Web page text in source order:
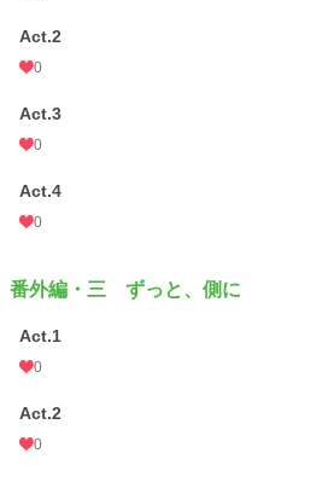
Act.2
0
Act.3
0
Act.4
0
番外編・三 ずっと、側に
Act.1
0
Act.2
0